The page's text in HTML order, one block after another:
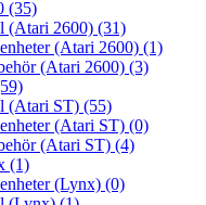
(35)
(Atari 2600) (31)
(Atari 2600) (1)
(Atari 2600) (3)
(Atari ST) (55)
(Atari ST) (0)
(Atari ST) (4)
(1)
(Lynx) (0)